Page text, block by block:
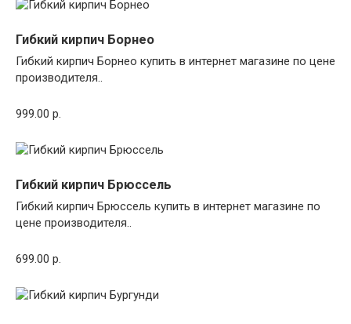
Гибкий кирпич Борнео
Гибкий кирпич Борнео купить в интернет магазине по цене
производителя..
999.00 р.
Гибкий кирпич Брюссель
Гибкий кирпич Брюссель купить в интернет магазине по
цене производителя..
699.00 р.